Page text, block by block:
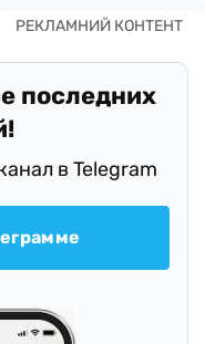
последних
в Telegram